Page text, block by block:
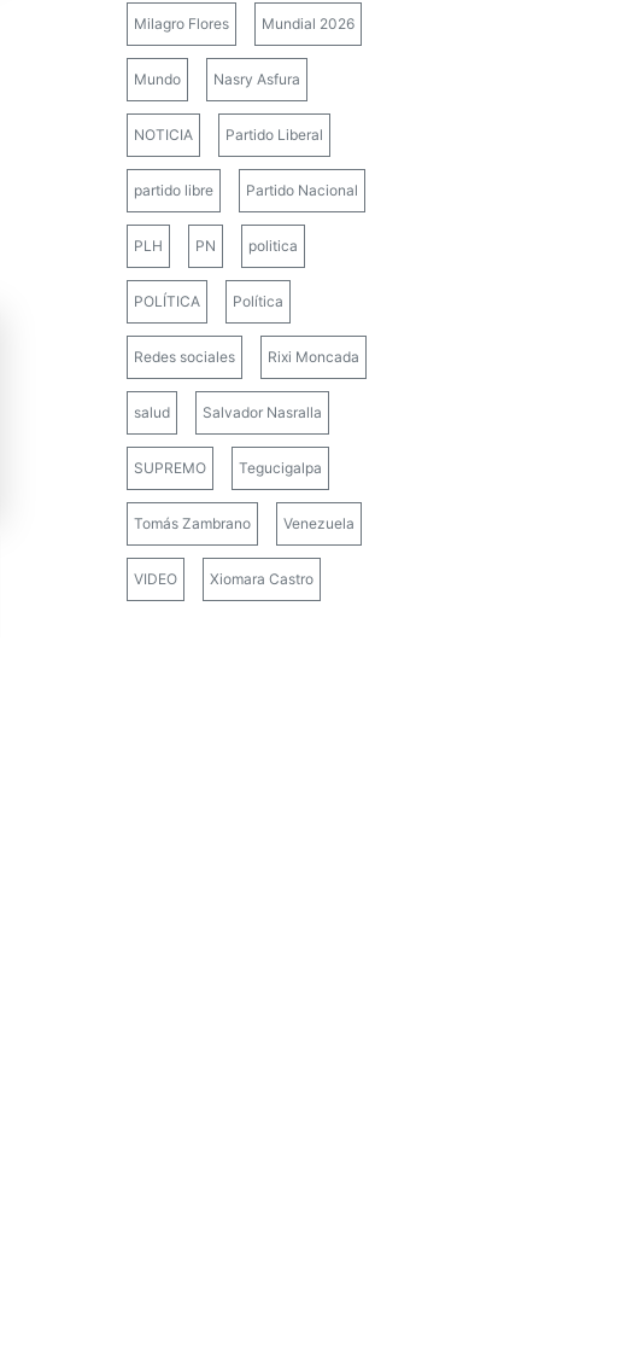
Milagro Flores Mundial 2026
Mundo Nasry Asfura
NOTICIA Partido Liberal
partido libre Partido Nacional
PLH PN politica
POLÍTICA Política
Redes sociales Rixi Moncada
salud Salvador Nasralla
SUPREMO Tegucigalpa
Tomás Zambrano Venezuela
VIDEO Xiomara Castro